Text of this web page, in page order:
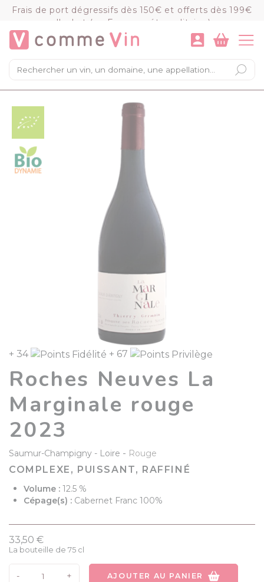
Frais de port dégressifs dès 150€ et offerts dès 199€
d'achat (en France métropolitaine)
×
Mon panier
Chargement du panier...
VOIR LE PANIER COMMANDER
+ 34 + 67
Roches Neuves La
Marginale rouge
2023
Saumur-Champigny Loire - Rouge
COMPLEXE, PUISSANT, RAFFINÉ
Volume : 12.5 %
Cépage(s) : Cabernet Franc 100%
33,50 €
La bouteille de 75 cl
- + AJOUTER AU PANIER
Panneau de gestion des cookies